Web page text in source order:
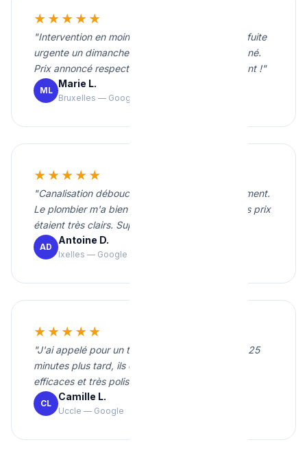
★★★★★
"Intervention en moins de 20 minutes pour une fuite
urgente un dimanche soir. Travail propre et soigné.
Prix annoncé respecté. Je recommande vivement !"
ML
Marie L.
Bruxelles — Google
★★★★★
"Canalisation débouchée rapidement et proprement.
Le plombier m'a bien expliqué le problème et les prix
étaient très clairs. Super service."
AD
Antoine D.
Ixelles — Google
★★★★★
"J'ai appelé pour un tuyau percé en pleine nuit. 25
minutes plus tard, ils étaient chez moi. Rapides,
efficaces et très polis."
CL
Camille L.
Uccle — Google